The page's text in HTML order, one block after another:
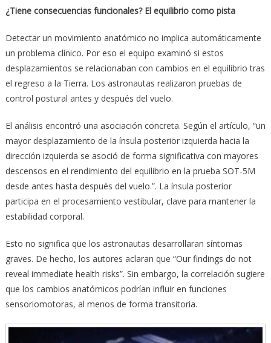
¿Tiene consecuencias funcionales? El equilibrio como pista
Detectar un movimiento anatómico no implica automáticamente
un problema clínico. Por eso el equipo examinó si estos
desplazamientos se relacionaban con cambios en el equilibrio tras
el regreso a la Tierra. Los astronautas realizaron pruebas de
control postural antes y después del vuelo.
El análisis encontró una asociación concreta. Según el artículo, “un
mayor desplazamiento de la ínsula posterior izquierda hacia la
dirección izquierda se asoció de forma significativa con mayores
descensos en el rendimiento del equilibrio en la prueba SOT-5M
desde antes hasta después del vuelo.”. La ínsula posterior
participa en el procesamiento vestibular, clave para mantener la
estabilidad corporal.
Esto no significa que los astronautas desarrollaran síntomas
graves. De hecho, los autores aclaran que “Our findings do not
reveal immediate health risks”. Sin embargo, la correlación sugiere
que los cambios anatómicos podrían influir en funciones
sensoriomotoras, al menos de forma transitoria.